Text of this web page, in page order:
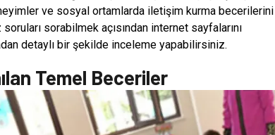
ve sosyal ortamlarda iletişim kurma becerilerini
sorabilmek açısından internet sayfalarını
detaylı bir şekilde inceleme yapabilirsiniz.
Temel Beceriler